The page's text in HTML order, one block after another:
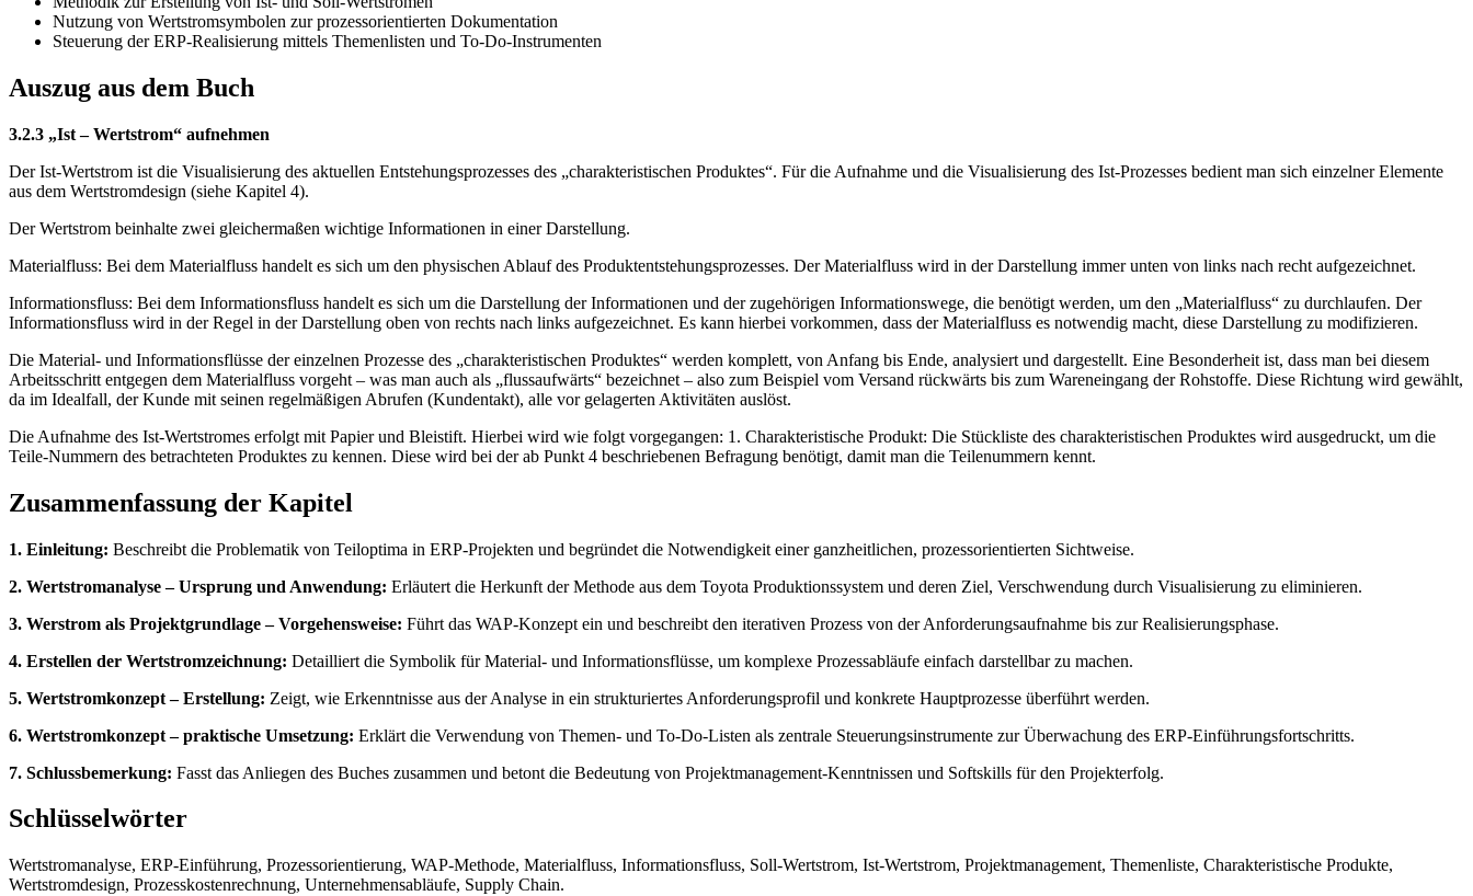
Nutzung von Wertstromsymbolen zur prozessorientierten Dokumentation
Steuerung der ERP-Realisierung mittels Themenlisten und To-Do-Instrumenten
Auszug aus dem Buch
3.2.3 „Ist – Wertstrom“ aufnehmen
Der Ist-Wertstrom ist die Visualisierung des aktuellen Entstehungsprozesses des „charakteristischen Produktes“. Für die Aufnahme und die Visualisierung des Ist-Prozesses bedient man sich einzelner Elemente
aus dem Wertstromdesign (siehe Kapitel 4).
Der Wertstrom beinhalte zwei gleichermaßen wichtige Informationen in einer Darstellung.
Materialfluss: Bei dem Materialfluss handelt es sich um den physischen Ablauf des Produktentstehungsprozesses. Der Materialfluss wird in der Darstellung immer unten von links nach recht aufgezeichnet.
Informationsfluss: Bei dem Informationsfluss handelt es sich um die Darstellung der Informationen und der zugehörigen Informationswege, die benötigt werden, um den „Materialfluss“ zu durchlaufen. Der
Informationsfluss wird in der Regel in der Darstellung oben von rechts nach links aufgezeichnet. Es kann hierbei vorkommen, dass der Materialfluss es notwendig macht, diese Darstellung zu modifizieren.
Die Material- und Informationsflüsse der einzelnen Prozesse des „charakteristischen Produktes“ werden komplett, von Anfang bis Ende, analysiert und dargestellt. Eine Besonderheit ist, dass man bei diesem
Arbeitsschritt entgegen dem Materialfluss vorgeht – was man auch als „flussaufwärts“ bezeichnet – also zum Beispiel vom Versand rückwärts bis zum Wareneingang der Rohstoffe. Diese Richtung wird gewählt,
da im Idealfall, der Kunde mit seinen regelmäßigen Abrufen (Kundentakt), alle vor gelagerten Aktivitäten auslöst.
Die Aufnahme des Ist-Wertstromes erfolgt mit Papier und Bleistift. Hierbei wird wie folgt vorgegangen: 1. Charakteristische Produkt: Die Stückliste des charakteristischen Produktes wird ausgedruckt, um die
Teile-Nummern des betrachteten Produktes zu kennen. Diese wird bei der ab Punkt 4 beschriebenen Befragung benötigt, damit man die Teilenummern kennt.
Zusammenfassung der Kapitel
1. Einleitung: Beschreibt die Problematik von Teiloptima in ERP-Projekten und begründet die Notwendigkeit einer ganzheitlichen, prozessorientierten Sichtweise.
2. Wertstromanalyse – Ursprung und Anwendung: Erläutert die Herkunft der Methode aus dem Toyota Produktionssystem und deren Ziel, Verschwendung durch Visualisierung zu eliminieren.
3. Werstrom als Projektgrundlage – Vorgehensweise: Führt das WAP-Konzept ein und beschreibt den iterativen Prozess von der Anforderungsaufnahme bis zur Realisierungsphase.
4. Erstellen der Wertstromzeichnung: Detailliert die Symbolik für Material- und Informationsflüsse, um komplexe Prozessabläufe einfach darstellbar zu machen.
5. Wertstromkonzept – Erstellung: Zeigt, wie Erkenntnisse aus der Analyse in ein strukturiertes Anforderungsprofil und konkrete Hauptprozesse überführt werden.
6. Wertstromkonzept – praktische Umsetzung: Erklärt die Verwendung von Themen- und To-Do-Listen als zentrale Steuerungsinstrumente zur Überwachung des ERP-Einführungsfortschritts.
7. Schlussbemerkung: Fasst das Anliegen des Buches zusammen und betont die Bedeutung von Projektmanagement-Kenntnissen und Softskills für den Projekterfolg.
Schlüsselwörter
Wertstromanalyse, ERP-Einführung, Prozessorientierung, WAP-Methode, Materialfluss, Informationsfluss, Soll-Wertstrom, Ist-Wertstrom, Projektmanagement, Themenliste, Charakteristische Produkte,
Wertstromdesign, Prozesskostenrechnung, Unternehmensabläufe, Supply Chain.